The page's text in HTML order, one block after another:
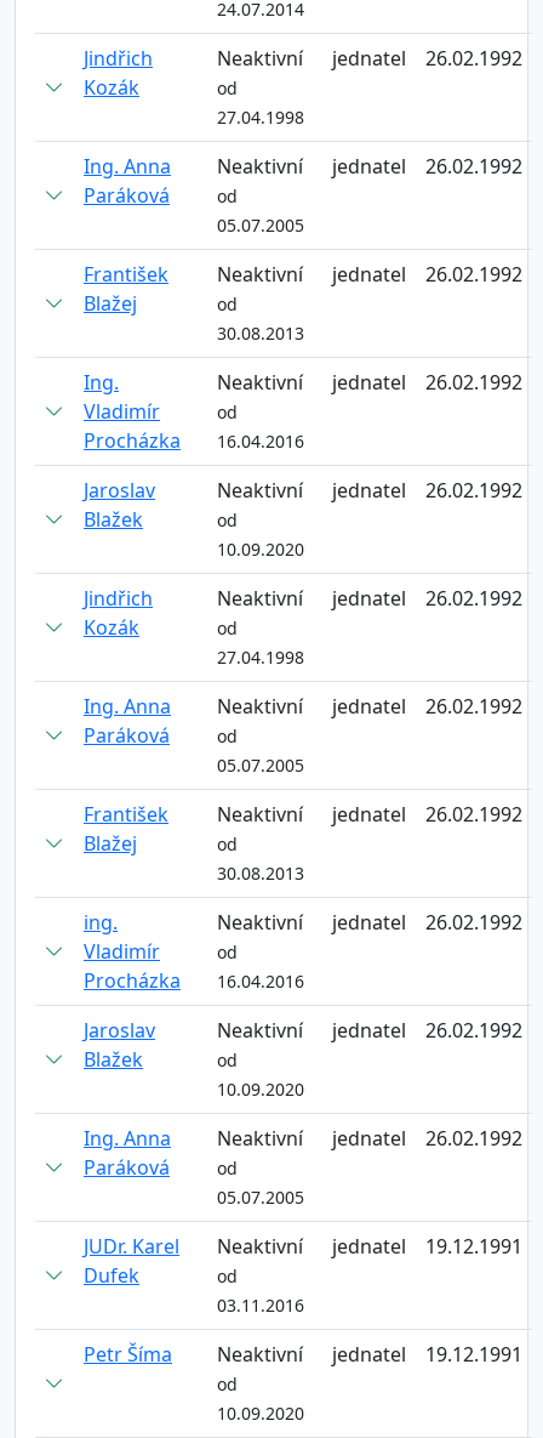
24.07.2014
Jindřich
Kozák
Neaktivní
od
27.04.1998
jednatel 26.02.1992
Ing. Anna
Paráková
Neaktivní
od
05.07.2005
jednatel 26.02.1992
František
Blažej
Neaktivní
od
30.08.2013
jednatel 26.02.1992
Ing.
Vladimír
Procházka
Neaktivní
od
16.04.2016
jednatel 26.02.1992
Jaroslav
Blažek
Neaktivní
od
10.09.2020
jednatel 26.02.1992
Jindřich
Kozák
Neaktivní
od
27.04.1998
jednatel 26.02.1992
Ing. Anna
Paráková
Neaktivní
od
05.07.2005
jednatel 26.02.1992
František
Blažej
Neaktivní
od
30.08.2013
jednatel 26.02.1992
ing.
Vladimír
Procházka
Neaktivní
od
16.04.2016
jednatel 26.02.1992
Jaroslav
Blažek
Neaktivní
od
10.09.2020
jednatel 26.02.1992
Ing. Anna
Paráková
Neaktivní
od
05.07.2005
jednatel 26.02.1992
JUDr. Karel
Dufek
Neaktivní
od
03.11.2016
jednatel 19.12.1991
Petr Šíma Neaktivní
od
10.09.2020
jednatel 19.12.1991